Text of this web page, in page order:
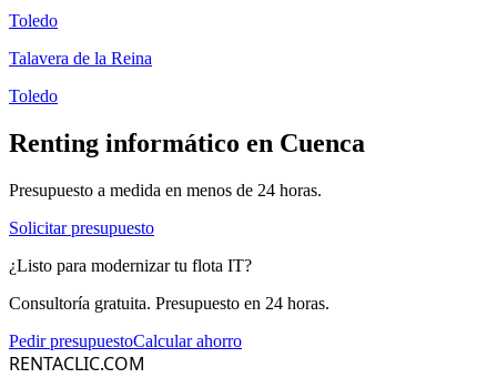
Toledo
Talavera de la Reina
Toledo
Renting informático en Cuenca
Presupuesto a medida en menos de 24 horas.
Solicitar presupuesto
¿Listo para modernizar tu flota IT?
Consultoría gratuita. Presupuesto en 24 horas.
Pedir presupuestoCalcular ahorro
RENTACLIC.COM